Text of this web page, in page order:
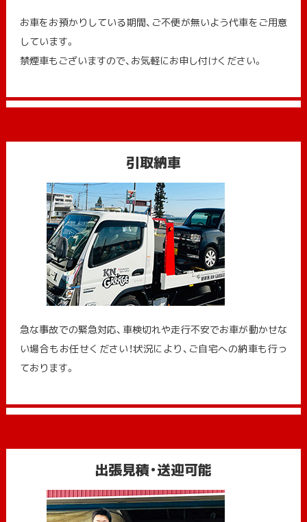
お車をお預かりしている期間、ご不便が無いよう代車をご用意
しています。
禁煙車もございますので、お気軽にお申し付けください。
引取納車
急な事故での緊急対応、車検切れや走行不安でお車が動かせな
い場合もお任せください！状況により、ご自宅への納⾞も⾏っ
ております。
出張見積・送迎可能